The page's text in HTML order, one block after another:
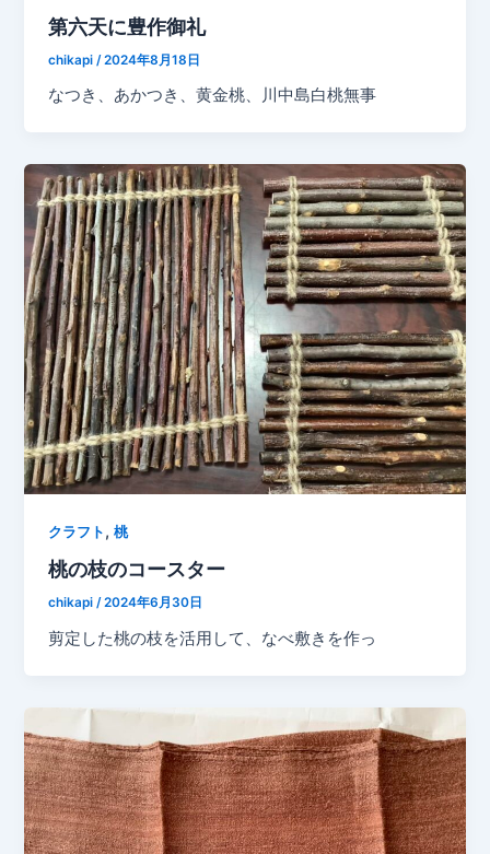
第六天に豊作御礼
chikapi /2024年8月18日
なつき、あかつき、黄金桃、川中島白桃無事
クラフト ,桃
桃の枝のコースター
chikapi/2024年6月30日
剪定した桃の枝を活用して、なべ敷きを作っ